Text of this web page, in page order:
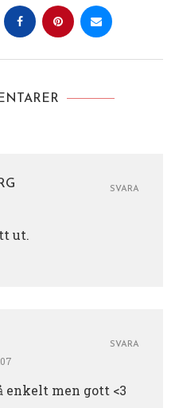
ut.
SVARA
enkelt men gott <3
SVARA